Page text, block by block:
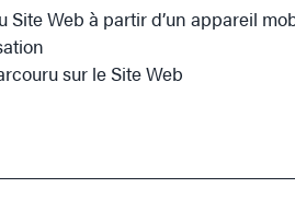
Site Web à partir d’un appareil
sur le Site Web